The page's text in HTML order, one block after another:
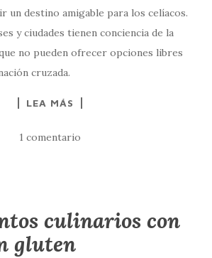
un destino amigable para los celíacos.
y ciudades tienen conciencia de la
no pueden ofrecer opciones libres
cruzada.
LEA MÁS
1 comentario
culinarios con
gluten